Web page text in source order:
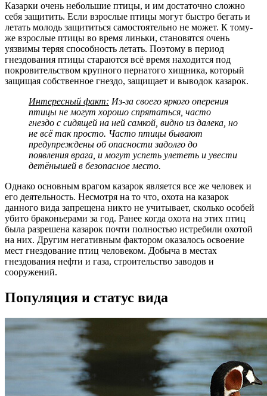
Казарки очень небольшие птицы, и им достаточно сложно
себя защитить. Если взрослые птицы могут быстро бегать и
летать молодь защититься самостоятельно не может. К тому-
же взрослые птицы во время линьки, становятся очень
уязвимы теряя способность летать. Поэтому в период
гнездования птицы стараются всё время находится под
покровительством крупного пернатого хищника, который
защищая собственное гнездо, защищает и выводок казарок.
Интересный факт: Из-за своего яркого оперения
птицы не могут хорошо спрятаться, часто
гнездо с сидящей на ней самкой, видно из далека, но
не всё так просто. Часто птицы бывают
предупреждены об опасности задолго до
появления врага, и могут успеть улететь и увести
детёнышей в безопасное место.
Однако основным врагом казарок является все же человек и
его деятельность. Несмотря на то что, охота на казарок
данного вида запрещена никто не учитывает, сколько особей
убито браконьерами за год. Ранее когда охота на этих птиц
была разрешена казарок почти полностью истребили охотой
на них. Другим негативным фактором оказалось освоение
мест гнездование птиц человеком. Добыча в местах
гнездования нефти и газа, строительство заводов и
сооружений.
Популяция и статус вида